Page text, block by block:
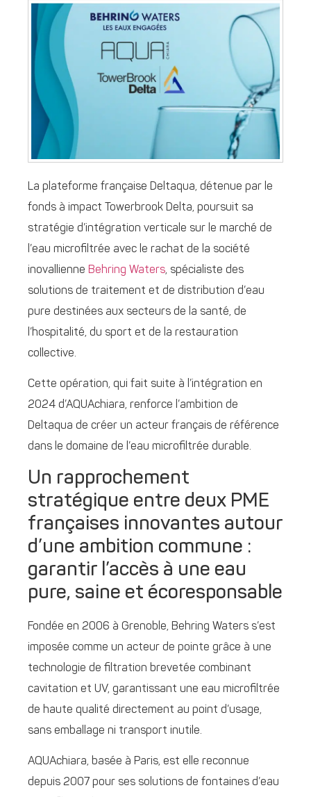
La plateforme française Deltaqua, détenue par le
fonds à impact Towerbrook Delta, poursuit sa
stratégie d’intégration verticale sur le marché de
l’eau microfiltrée avec le rachat de la société
inovallienne Behring Waters, spécialiste des
solutions de traitement et de distribution d’eau
pure destinées aux secteurs de la santé, de
l’hospitalité, du sport et de la restauration
collective.
Cette opération, qui fait suite à l’intégration en
2024 d’AQUAchiara, renforce l’ambition de
Deltaqua de créer un acteur français de référence
dans le domaine de l’eau microfiltrée durable.
Un rapprochement
stratégique entre deux PME
françaises innovantes autour
d’une ambition commune :
garantir l’accès à une eau
pure, saine et écoresponsable
Fondée en 2006 à Grenoble, Behring Waters s’est
imposée comme un acteur de pointe grâce à une
technologie de filtration brevetée combinant
cavitation et UV, garantissant une eau microfiltrée
de haute qualité directement au point d’usage,
sans emballage ni transport inutile.
AQUAchiara, basée à Paris, est elle reconnue
depuis 2007 pour ses solutions de fontaines d’eau